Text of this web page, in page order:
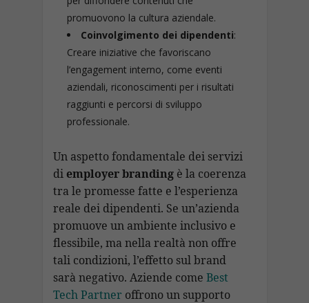
promuovono la cultura aziendale.
Coinvolgimento dei dipendenti:
Creare iniziative che favoriscano
l’engagement interno, come eventi
aziendali, riconoscimenti per i risultati
raggiunti e percorsi di sviluppo
professionale.
Un aspetto fondamentale dei servizi
di employer brandingè la coerenza
tra le promesse fatte e l’esperienza
reale dei dipendenti. Se un’azienda
promuove un ambiente inclusivo e
flessibile, ma nella realtà non offre
tali condizioni, l’effetto sul brand
sarà negativo. Aziende come Best
Tech Partner offrono un supporto